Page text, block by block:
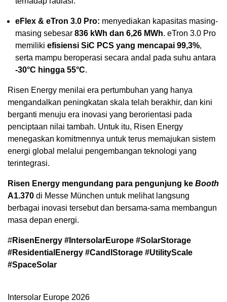
eFlex & eTron 3.0 Pro: menyediakan kapasitas masing-
masing sebesar 836 kWh dan 6,26 MWh. eTron 3.0 Pro
memiliki efisiensi SiC PCS yang mencapai 99,3%,
serta mampu beroperasi secara andal pada suhu antara
-30°C hingga 55°C.
Risen Energy menilai era pertumbuhan yang hanya
mengandalkan peningkatan skala telah berakhir, dan kini
berganti menuju era inovasi yang berorientasi pada
penciptaan nilai tambah. Untuk itu, Risen Energy
menegaskan komitmennya untuk terus memajukan sistem
energi global melalui pengembangan teknologi yang
terintegrasi.
Risen Energy mengundang para pengunjung ke Booth
A1.370 di Messe München untuk melihat langsung
berbagai inovasi tersebut dan bersama-sama membangun
masa depan energi.
#RisenEnergy #IntersolarEurope #SolarStorage
#ResidentialEnergy #CandIStorage #UtilityScale
#SpaceSolar
Intersolar Europe 2026